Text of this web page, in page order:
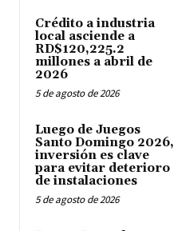
Crédito a industria
local asciende a
RD$120,225.2
millones a abril de
2026
5 de agosto de 2026
Luego de Juegos
Santo Domingo 2026,
inversión es clave
para evitar deterioro
de instalaciones
5 de agosto de 2026